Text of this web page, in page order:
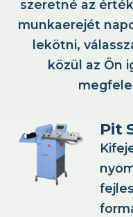
szeretné az
munkaerejét
lekötni,
közül az Ön
Pit